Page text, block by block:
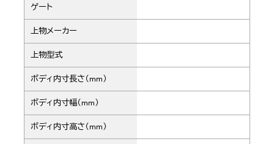
ゲート
上物メーカー
上物型式
ボディ内寸長さ（mm）
ボディ内寸幅（mm）
ボディ内寸高さ（mm）